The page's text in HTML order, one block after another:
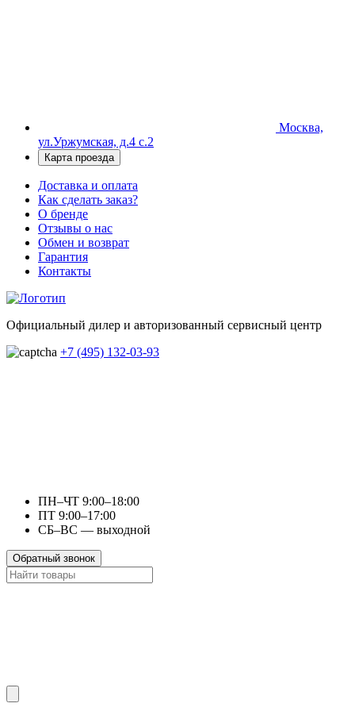
Москва,
ул.Уржумская, д.4 с.2
Карта проезда
Доставка и оплата
Как сделать заказ?
О бренде
Отзывы о нас
Обмен и возврат
Гарантия
Контакты
Официальный дилер и авторизованный сервисный центр
+7 (495) 132-03-93
ПН–ЧТ 9:00–18:00
ПТ 9:00–17:00
СБ–ВС — выходной
Обратный звонок